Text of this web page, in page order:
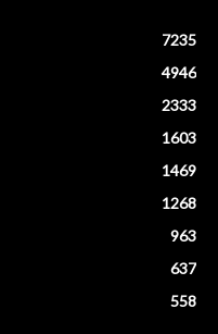
7235
4946
2333
1603
1469
1268
963
637
558